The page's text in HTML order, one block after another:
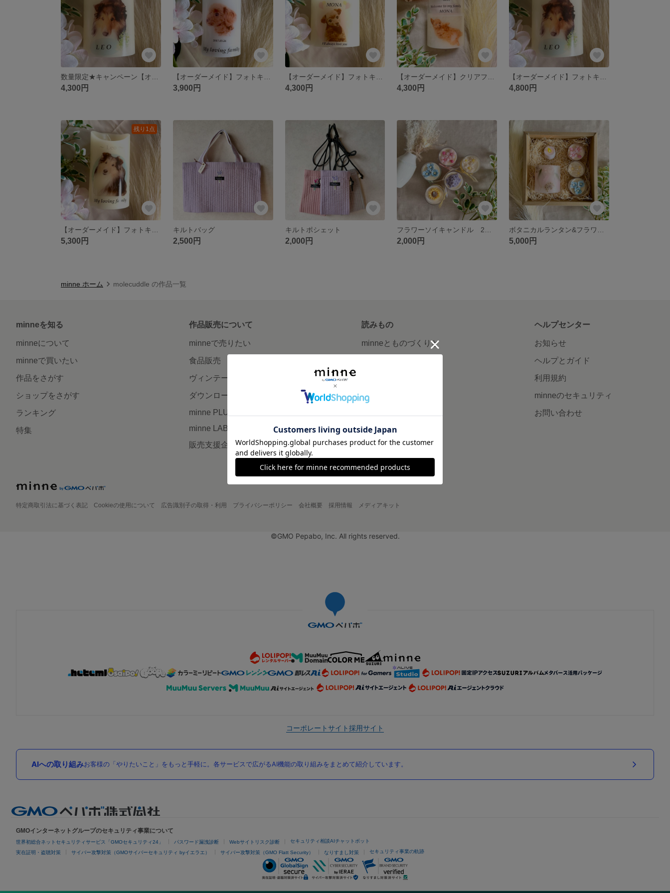
4,300円 3,900円 4,300円 4,300円 4,800円
残り1点
5,300円
キルトバッグ
2,500円
キルトポシェット
2,000円 2,000円 5,000円
minne ホーム molecuddle の作品一覧
minneを知る
minneについて
minneで買いたい
作品をさがす
ショップをさがす
ランキング
特集
作品販売について
minneで売りたい
食品販売
ヴィンテージ販売
ダウンロード販売
minne PLUS
minne LAB
販売支援企画・イベント
読みもの
minneとものづくりと
minneの本
広告出稿について
ヘルプセンター
お知らせ
ヘルプとガイド
利用規約
minneのセキュリティ
お問い合わせ
特定商取引法に基づく表記 Cookieの使用について 広告識別子の取得・利用 プライバシーポリシー 会社概要 採用情報 メディアキット
©GMO Pepabo, Inc. All rights reserved.
コーポレートサイト採用サイト
AIへの取り組みお客様の「やりたいこと」をもっと手軽に。各サービスで広がるAI機能の取り組みをまとめて紹介しています。
GMOインターネットグループのセキュリティ事業について
世界初総合ネットセキュリティサービス「GMOセキュリティ24」 パスワード漏洩診断 Webサイトリスク診断 セキュリティ相談AIチャットボット
実在証明・盗聴対策 サイバー攻撃対策（GMOサイバーセキュリティ byイエラエ） サイバー攻撃対策（GMO Flatt Security） なりすまし対策 セキュリティ事業の軌跡